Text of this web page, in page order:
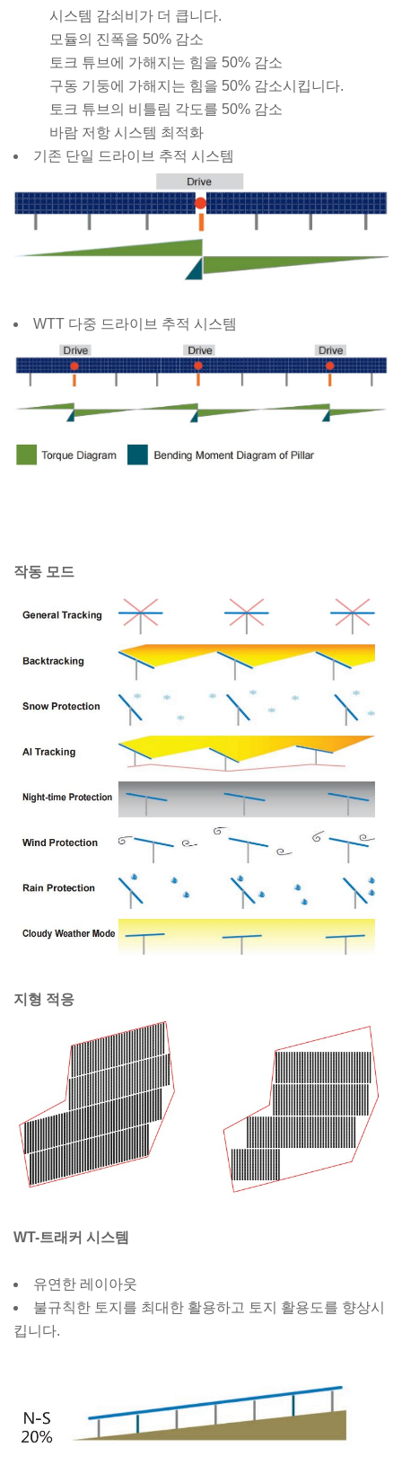
시스템 감쇠비가 더 큽니다.
모듈의 진폭을 50% 감소
토크 튜브에 가해지는 힘을 50% 감소
구동 기둥에 가해지는 힘을 50% 감소시킵니다.
토크 튜브의 비틀림 각도를 50% 감소
바람 저항 시스템 최적화
기존 단일 드라이브 추적 시스템
WTT 다중 드라이브 추적 시스템
작동 모드
지형 적응
WT-트래커 시스템
유연한 레이아웃
불규칙한 토지를 최대한 활용하고 토지 활용도를 향상시
킵니다.